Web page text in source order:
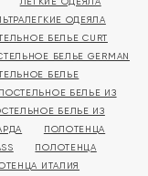
ОДЕЯЛА
БЕЛЬЕ CURT
БЕЛЬЕ GERMAN
БЕЛЬЕ
ПОСТЕЛЬНОЕ БЕЛЬЕ ИЗ
БЕЛЬЕ ИЗ
ПОЛОТЕНЦА
ПОЛОТЕНЦА
ИТАЛИЯ